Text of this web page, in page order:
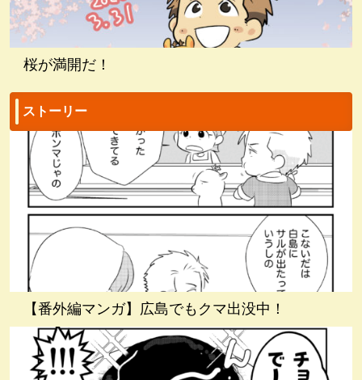
桜が満開だ！
ストーリー
【番外編マンガ】広島でもクマ出没中！